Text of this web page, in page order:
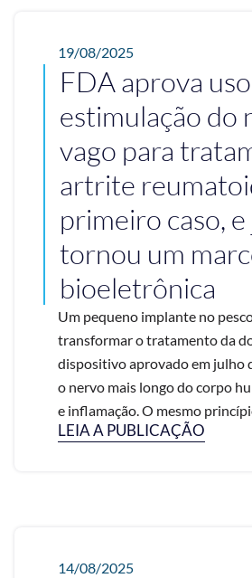
19/08/2025
FDA aprova
estimulação do
vago para
artrite
primeiro caso, e
tornou um
bioeletrônica
Um pequeno implante no
transformar o tratamento da
dispositivo aprovado em julho
o nervo mais longo do corpo
e inflamação. O mesmo princípio
LEIA A PUBLICAÇÃO
14/08/2025